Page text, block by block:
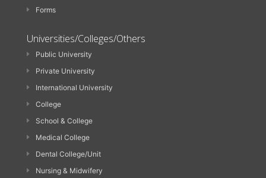
Forms
Universities/Colleges/Others
Public University
Private University
International University
College
School & College
Medical College
Dental College/Unit
Nursing & Midwifery